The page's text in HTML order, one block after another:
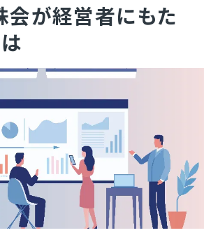
会が経営者にもた